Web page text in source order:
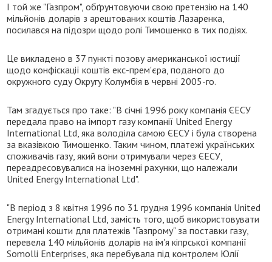
І той же "Газпром", обґрунтовуючи свою претензію на 140
мільйонів доларів з арештованих коштів Лазаренка,
посилався на підозри щодо ролі Тимошенко в тих подіях.
Це викладено в 37 пункті позову американської юстиції
щодо конфіскації коштів екс-прем'єра, поданого до
окружного суду Округу Колумбія в червні 2005-го.
Там згадується про таке: "В січні 1996 року компанія ЄЕСУ
передала право на імпорт газу компанії United Energy
International Ltd, яка володіла самою ЄЕСУ і була створена
за вказівкою Тимошенко. Таким чином, платежі українських
споживачів газу, який вони отримували через ЄЕСУ,
переадресовувалися на іноземні рахунки, що належали
United Energy International Ltd".
"В період з 8 квітня 1996 по 31 грудня 1996 компанія United
Energy International Ltd, замість того, щоб використовувати
отримані кошти для платежів "Газпрому" за поставки газу,
перевела 140 мільйонів доларів на ім'я кіпрської компанії
Somolli Enterprises, яка перебувала під контролем Юлії